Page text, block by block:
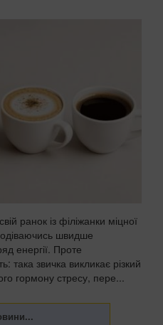
ранок із філіжанки міцної
швидше
енергії. Проте
така звичка викликає різкий
гормону стресу, пере...